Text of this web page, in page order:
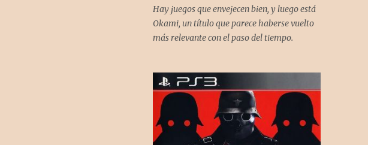
seguirnos en: Spotify YouTube. Muchas
gracias a todos los que nos agregan a sus
plataformas de podcast y nos dejan
https://twitter.com/CronicasGoomba
Instagram -
https://www.instagram.com/cronicasgoomb
a/ Facebook -
https://www.facebook.com/CronicasGoomb
Hay juegos que envejecen bien, y luego está
Okami, un título que parece haberse vuelto
más relevante con el paso del tiempo.